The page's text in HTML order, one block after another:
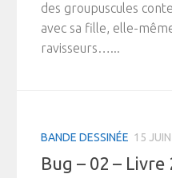
des groupuscules
avec sa fille, elle-
ravisseurs…...
BANDE DESSINÉE 15
Bug – 02 – Livre